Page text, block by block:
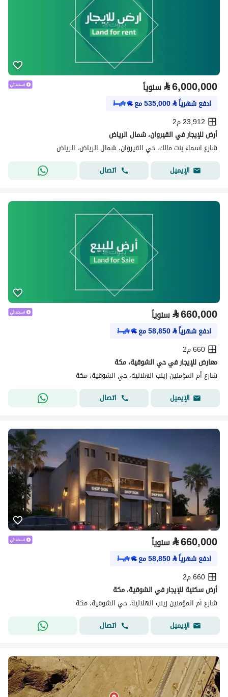
⃁6,000,000 سنوياً
ادفع شهرياً⃁
535,000مع
23,912 م2
أرض للإيجار في القيروان، شمال الرياض
شارع اسماء بنت مالك، حي القيروان، شمال الرياض، الرياض
الإيميل
اتصال
⃁660,000 سنوياً
ادفع شهرياً⃁
58,850مع
660 م2
معارض للإيجار في حي الشوقية، مكة
شارع أم المؤمنين زينب الهلالية، حي الشوقية، مكة
الإيميل
اتصال
⃁660,000 سنوياً
ادفع شهرياً⃁
58,850مع
660 م2
أرض سكنية للإيجار في الشوقية، مكة
شارع أم المؤمنين زينب الهلالية، حي الشوقية، مكة
الإيميل
اتصال